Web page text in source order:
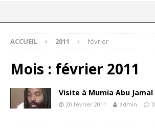
ACCUEIL 2011 février
Mois : février 2011
Visite à Mumia Abu Jamal
20 février 2011 admin 0